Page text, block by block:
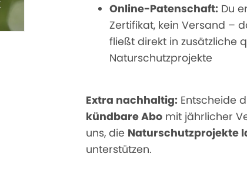
Online-Patenschaft:Du
Zertifikat, kein Versand –
fließt direkt in zusätzliche
Naturschutzprojekte
Extra nachhaltig:Entscheide
kündbare Abomit jährlicher
uns, die Naturschutzprojekte
unterstützen.